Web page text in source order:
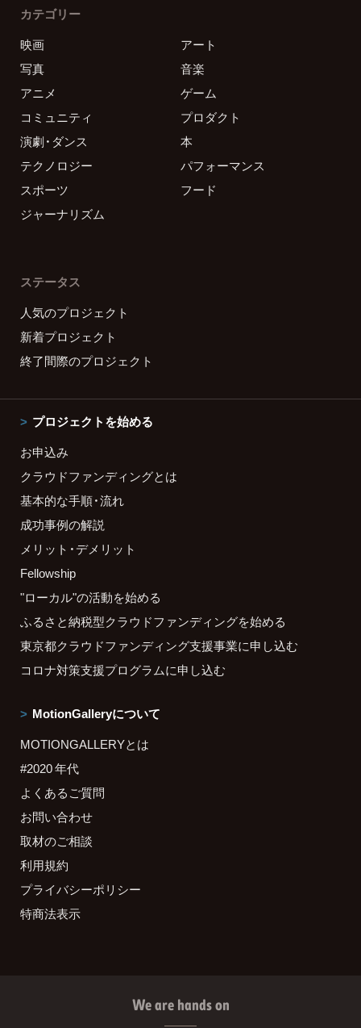
カテゴリー
映画
アート
写真
音楽
アニメ
ゲーム
コミュニティ
プロダクト
演劇・ダンス
本
テクノロジー
パフォーマンス
スポーツ
フード
ジャーナリズム
ステータス
人気のプロジェクト
新着プロジェクト
終了間際のプロジェクト
プロジェクトを始める
お申込み
クラウドファンディングとは
基本的な手順・流れ
成功事例の解説
メリット・デメリット
Fellowship
"ローカル"の活動を始める
ふるさと納税型クラウドファンディングを始める
東京都クラウドファンディング支援事業に申し込む
コロナ対策支援プログラムに申し込む
MotionGalleryについて
MOTIONGALLERYとは
#2020 年代
よくあるご質問
お問い合わせ
取材のご相談
利用規約
プライバシーポリシー
特商法表示
We are hands on